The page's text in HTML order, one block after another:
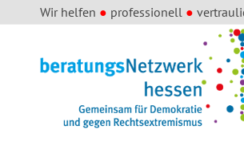
Wir helfen ● professionell ●